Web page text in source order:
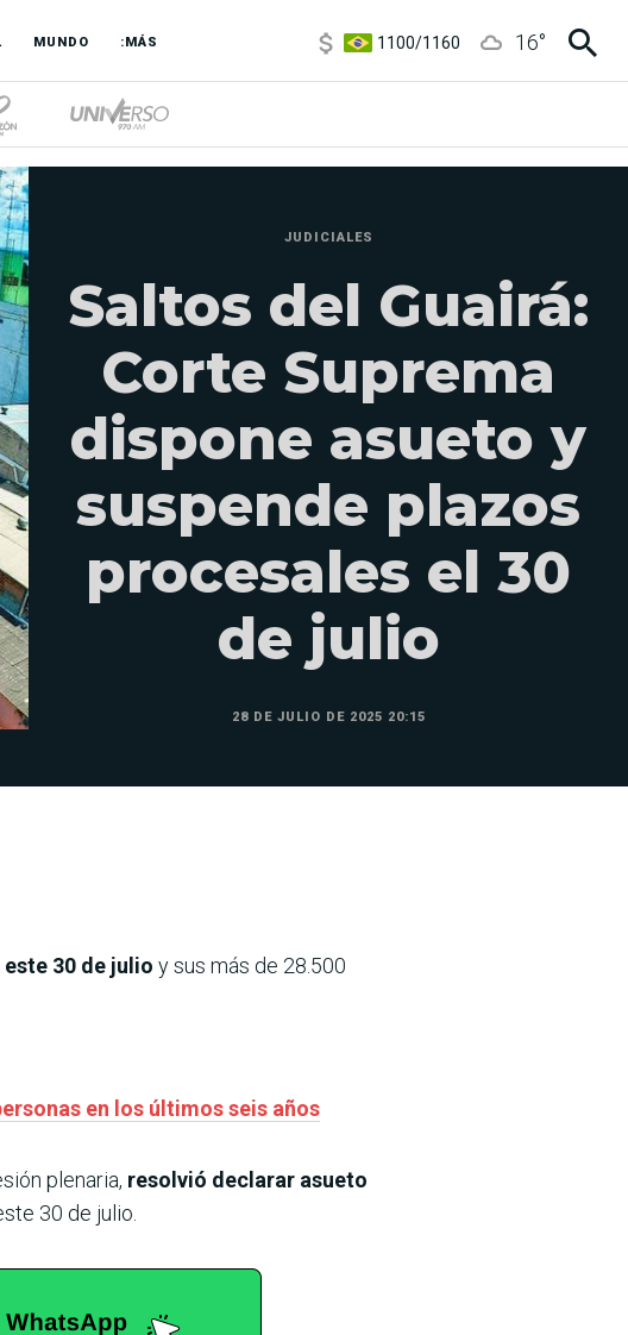
MUNDO :MÁS
3,8/4
6850/7200
16°
JUDICIALES
Saltos del Guairá:
Corte Suprema
dispone asueto y
suspende plazos
procesales el 30
de julio
28 DE JULIO DE 2025 20:15
30 de julio y sus más de 28.500
en los últimos seis años
plenaria, resolvió declarar asueto
30 de julio.